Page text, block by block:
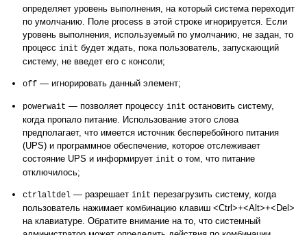
определяет уровень выполнения, на который система переходит
по умолчанию. Поле process в этой строке игнорируется. Если
уровень выполнения, используемый по умолчанию, не задан, то
процесс init будет ждать, пока пользователь, запускающий
систему, не введет его с консоли;
off — игнорировать данный элемент;
powerwait — позволяет процессу init остановить систему,
когда пропало питание. Использование этого слова
предполагает, что имеется источник бесперебойного питания
(UPS) и программное обеспечение, которое отслеживает
состояние UPS и информирует init о том, что питание
отключилось;
ctrlaltdel — разрешает init перезагрузить систему, когда
пользователь нажимает комбинацию клавиш <Ctrl>+<Alt>+<Del>
на клавиатуре. Обратите внимание на то, что системный